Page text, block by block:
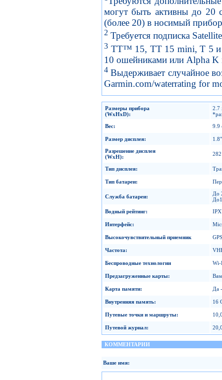
могут быть активны до 20
(более 20) в носимый прибор
2 Требуется подписка
3 TT™ 15, TT 15 mini, T 5 и
10 ошейниками или Alpha K
4 Выдерживает случайное
Garmin.com/waterrating for
Размеры прибора
(WxHxD):
2.7
Вес: 9.9
Размер дисплея:
Разрешение дисплея
(WxH):
Тип дисплея:
Тип батареи:
Служба батареи:
До
Водный рейтинг:
Интерфейс:
Высокочувствительный приемник
Частота:
Беспроводные технологии Wi-
Предзагруженные карты:
Карта памяти: Да
Внутренняя память: 16
Путевые точки и маршруты:
Путевой журнал:
КОММЕНТАРИИ
Ваше имя: